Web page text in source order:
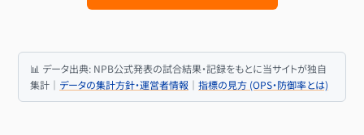
📊 データ出典: NPB公式発表の試合結果・記録をもとに当サイトが独自
集計｜ データの集計方針・運営者情報 ｜ 指標の見方 (OPS・防御率とは)